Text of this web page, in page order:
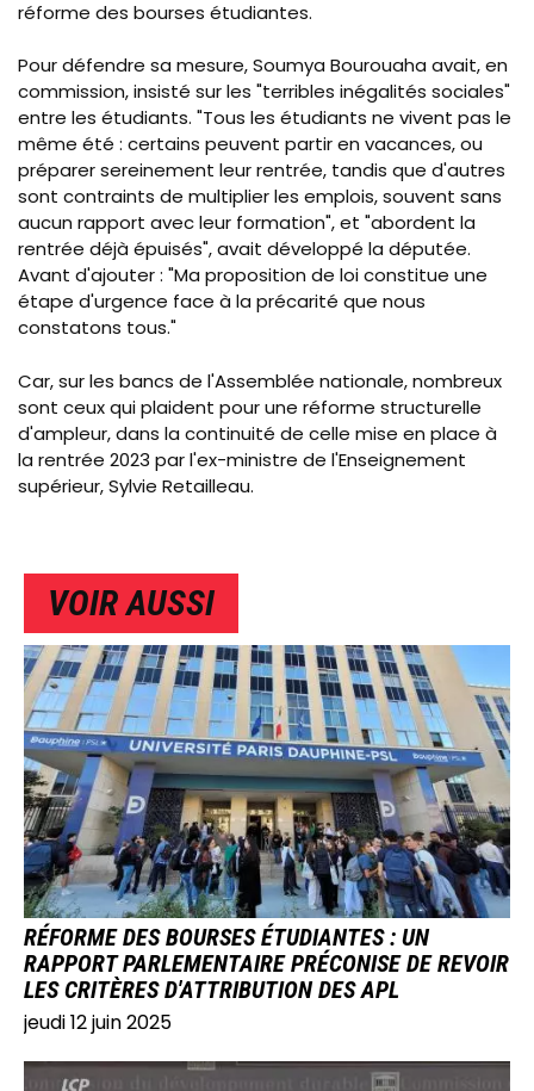
réforme des bourses étudiantes.
Pour défendre sa mesure,Soumya Bourouaha avait, en
commission, insisté sur les "terribles inégalités sociales"
entre les étudiants. "Tous les étudiants ne vivent pas le
même été : certains peuvent partir en vacances, ou
préparer sereinement leur rentrée, tandis que d'autres
sont contraints de multiplier les emplois, souvent sans
aucun rapport avec leur formation", et "abordent la
rentrée déjà épuisés", avait développé la députée.
Avant d'ajouter : "Ma proposition de loi constitue une
étape d'urgence face à la précarité que nous
constatons tous."
Car, sur les bancs de l'Assemblée nationale, nombreux
sont ceux qui plaident pour une réforme structurelle
d'ampleur, dans la continuité de celle mise en place à
la rentrée 2023 par l'ex-ministre de l'Enseignement
supérieur, Sylvie Retailleau.
VOIR AUSSI
IMAGE
RÉFORME DES BOURSES ÉTUDIANTES : UN
RAPPORT PARLEMENTAIRE PRÉCONISE DE REVOIR
LES CRITÈRES D'ATTRIBUTION DES APL
jeudi 12 juin 2025